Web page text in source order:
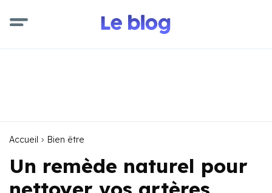
Accueil Bien être
Un remède naturel pour